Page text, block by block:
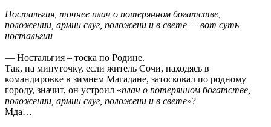
Ностальгия, точнее плач о потерянном богатстве,
положении, армии слуг, положени и в свете — вот суть
ностальгии
— Ностальгия – тоска по Родине.
Так, на минуточку, если житель Сочи, находясь в
командировке в зимнем Магадане, затосковал по родному
городу, значит, он устроил «плач о потерянном богатстве,
положении, армии слуг, положени и в свете»?
Мда…